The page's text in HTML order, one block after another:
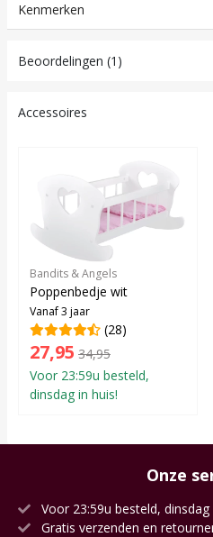
Kenmerken
Beoordelingen (1)
Accessoires
Bandits & Angels
Poppenbedje wit
Vanaf 3 jaar
(28)
27,95 34,95
Voor 23:59u besteld,
dinsdag in huis!
Onze
Voor 23:59u besteld, dinsdag
Gratis verzenden en